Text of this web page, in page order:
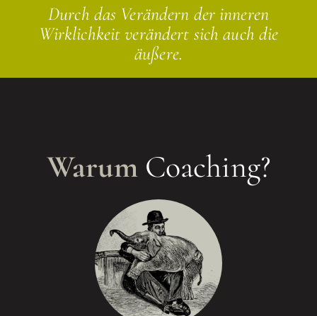
Durch das Verändern der inneren
Wirklichkeit verändert sich auch die
äußere.
Warum Coaching?